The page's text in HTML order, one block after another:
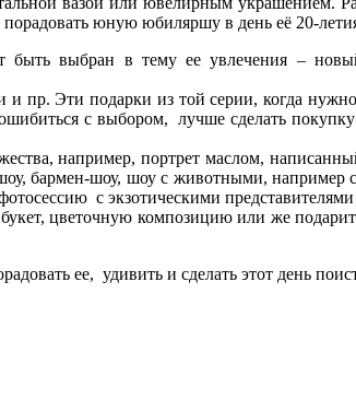
юную юбиляршу в день её 20-
выбран в тему ее увлечения –
пр. Эти подарки из той серии, когда
с выбором, лучше сделать
например, портрет маслом,
бармен-шоу, шоу с животными, например с
с экзотическими
цветочную композицию или же
ее, удивить и сделать этот день